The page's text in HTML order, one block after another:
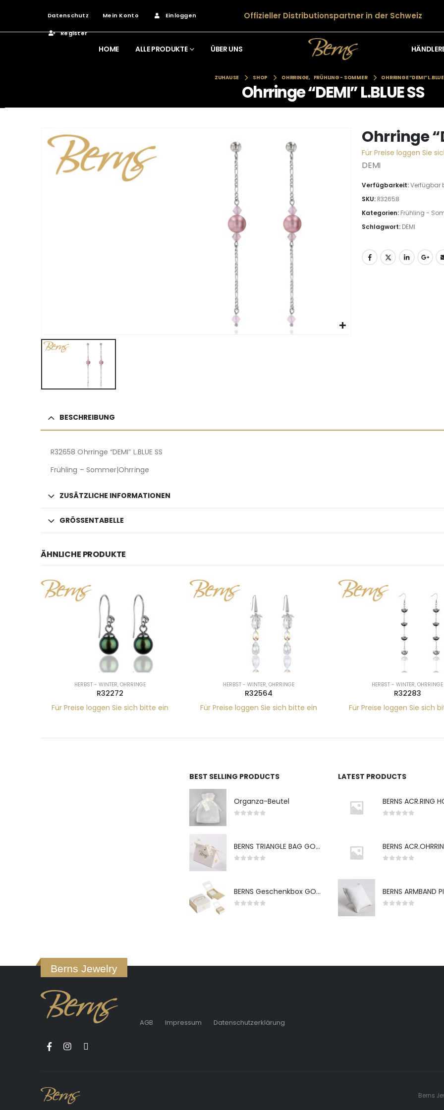
Datenschutz Mein Konto Einloggen
Register
Offizieller Distributionspartner in der Schweiz
HOME ALLE PRODUKTE ÜBER UNS
ZUHAUSE SHOP OHRRINGE, FRÜHLING - SOMMER OHRRINGE “DEMI”
Ohrringe “DEMI” L.BLUE SS
Ohrringe
Für Preise loggen Sie
DEMI
Verfügbarkeit:Verfügbar
SKU: R32658
Kategorien: Frühling -
Schlagwort: DEMI
BESCHREIBUNG
R32658 Ohrringe “DEMI” L.BLUE SS
Frühling – Sommer|Ohrringe
ZUSÄTZLICHE INFORMATIONEN
GRÖSSENTABELLE
ÄHNLICHE PRODUKTE
HERBST - WINTER, OHRRINGE
R32272
Für Preise loggen Sie sich bitte ein
HERBST - WINTER, OHRRINGE
R32564
Für Preise loggen Sie sich bitte ein
HERBST - WINTER, OHRRINGE
R32283
Für Preise loggen Sie sich
BEST SELLING PRODUCTS
Organza-Beutel
BERNS TRIANGLE BAG GO-WH "S" 7*5CM
BERNS Geschenkbox GO-WH 65*65*38MM FOR SMALL SETS
LATEST PRODUCTS
Berns Jewelry
AGB Impressum Datenschutzerklärung
Berns